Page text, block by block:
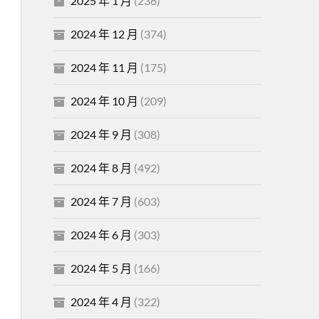
2024 年 12 月 (374)
2024 年 11 月 (175)
2024 年 10 月 (209)
2024 年 9 月 (308)
2024 年 8 月 (492)
2024 年 7 月 (603)
2024 年 6 月 (303)
2024 年 5 月 (166)
2024 年 4 月 (322)